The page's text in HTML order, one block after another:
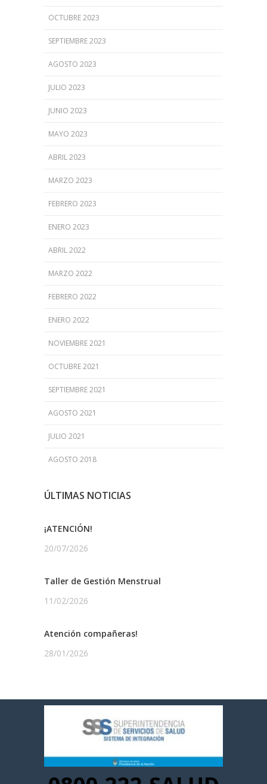
OCTUBRE 2023
SEPTIEMBRE 2023
AGOSTO 2023
JULIO 2023
JUNIO 2023
MAYO 2023
ABRIL 2023
MARZO 2023
FEBRERO 2023
ENERO 2023
ABRIL 2022
MARZO 2022
FEBRERO 2022
ENERO 2022
NOVIEMBRE 2021
OCTUBRE 2021
SEPTIEMBRE 2021
AGOSTO 2021
JULIO 2021
AGOSTO 2018
ÚLTIMAS NOTICIAS
¡ATENCIÓN!
20/07/2026
Taller de Gestión Menstrual
11/02/2026
Atención compañeras!
28/01/2026